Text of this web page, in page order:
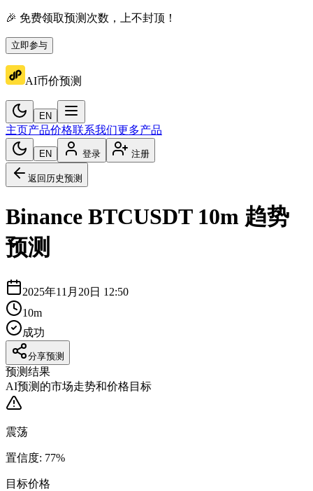
🎉 免费领取预测次数，上不封顶！
立即参与
AI币价预测
EN
主页产品价格联系我们更多产品
EN 登录 注册
返回历史预测
Binance BTCUSDT 10m 趋势
预测
2025年11月20日 12:50
10m
成功
分享预测
预测结果
AI预测的市场走势和价格目标
震荡
置信度: 77%
目标价格